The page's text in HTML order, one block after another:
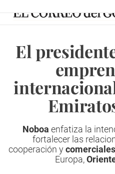
El
Noboa enfatiza la
fortalecer las
cooperación ycomerciales
Europa,